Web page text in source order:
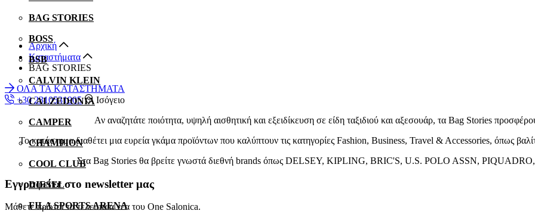
BAG STORIES
BOSS
BSB
CALVIN KLEIN
CALZEDONIA
CAMPER
CHAMPION
COOL CLUB
DIESEL
FILA SPORTS ARENA
Αρχική
Καταστήματα
BAG STORIES
ΟΛΑ ΤΑ ΚΑΤΑΣΤΗΜΑΤΑ
+30 2310531905
Ισόγειο
Αν αναζητάτε ποιότητα, υψηλή αισθητική και εξειδίκευση σε είδη ταξιδιού και αξεσουάρ, τα Bag Stories
Το κατάστημα διαθέτει μια ευρεία γκάμα προϊόντων που καλύπτουν τις κατηγορίες Fashion, Business, Travel & Accessories, όπως
Στα Bag Stories θα βρείτε γνωστά διεθνή brands όπως DELSEY, KIPLING, BRIC'S, U.S. POLO ASSN,
Εγγραφείτε στο newsletter μας
Μάθετε πρώτοι τα τελευταία νέα του One Salonica.